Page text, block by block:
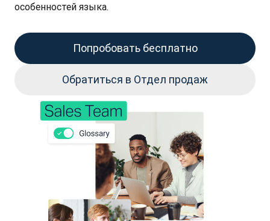
особенностей языка.
Попробовать бесплатно
Обратиться в Отдел продаж